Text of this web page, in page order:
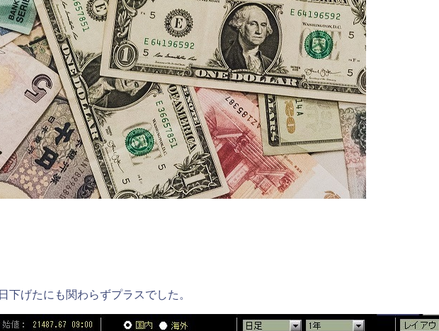
下げたにも関わらずプラスでした。